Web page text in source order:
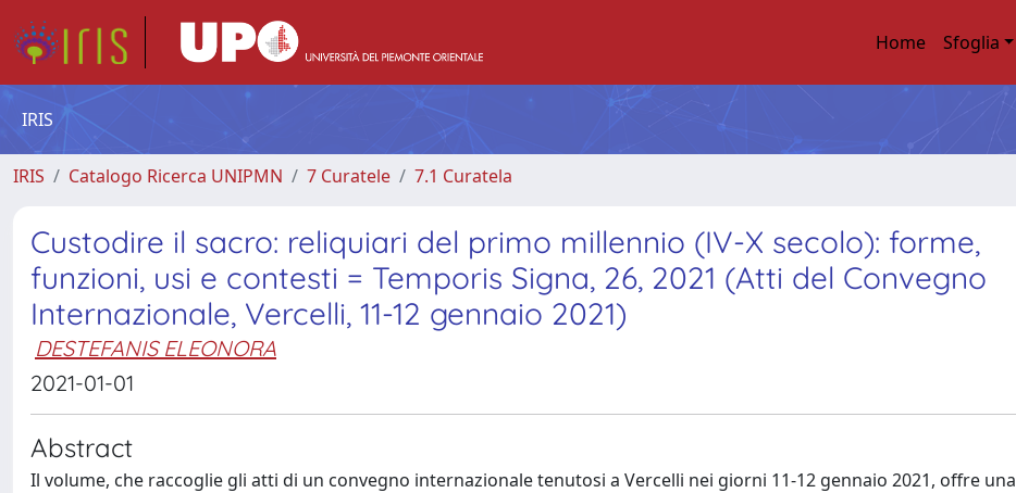
Home Sfoglia
IRIS
IRIS Catalogo Ricerca UNIPMN 7 Curatele 7.1 Curatela
Custodire il sacro: reliquiari del primo millennio (IV-X secolo): forme,
funzioni, usi e contesti = Temporis Signa, 26, 2021 (Atti del Convegno
Internazionale, Vercelli, 11-12 gennaio 2021)
DESTEFANIS ELEONORA
2021-01-01
Abstract
Il volume, che raccoglie gli atti di un convegno internazionale tenutosi a Vercelli nei giorni 11-12 gennaio 2021, offre una